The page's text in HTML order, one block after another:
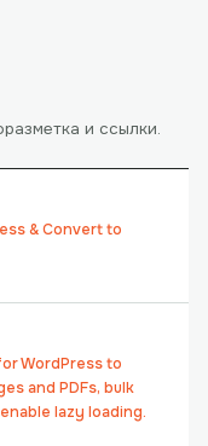
и ссылки.
& Convert to
WordPress to
and PDFs, bulk
lazy loading.